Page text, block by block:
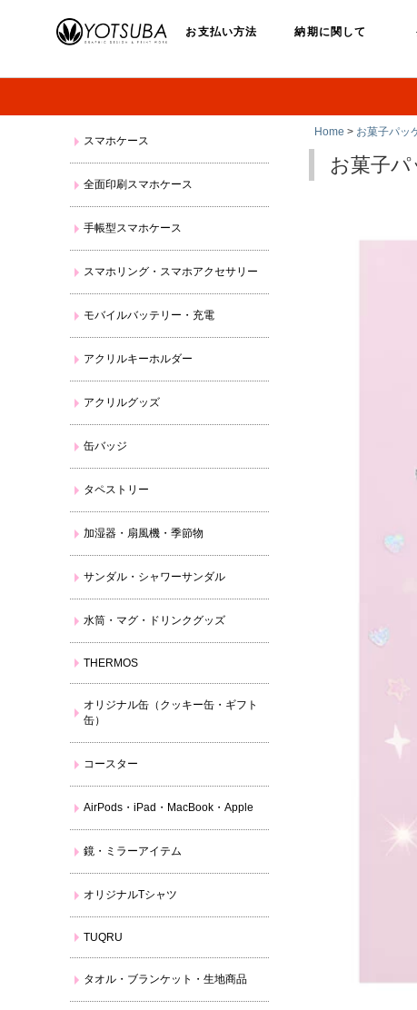
お支払い方法 納期に関して
スマホケース
全面印刷スマホケース
手帳型スマホケース
スマホリング・スマホアクセサリー
モバイルバッテリー・充電
アクリルキーホルダー
アクリルグッズ
缶バッジ
タペストリー
加湿器・扇風機・季節物
サンダル・シャワーサンダル
水筒・マグ・ドリンクグッズ
THERMOS
オリジナル缶（クッキー缶・ギフト
缶）
コースター
AirPods・iPad・MacBook・Apple
鏡・ミラーアイテム
オリジナルTシャツ
TUQRU
タオル・ブランケット・生地商品
Home > お菓子パッ
お菓子